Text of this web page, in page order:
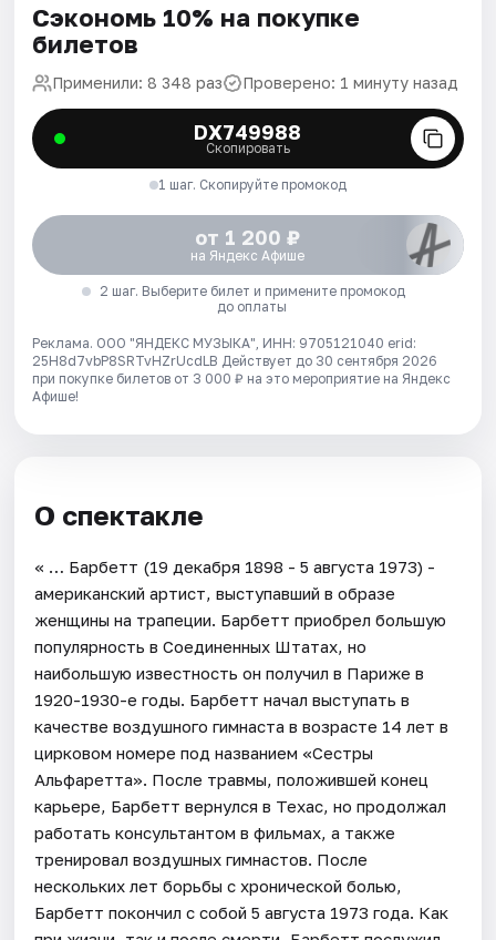
Сэкономь 10% на покупке
билетов
Применили: 8 348 раз Проверено: 1 минуту назад
DX749988
Скопировать
1 шаг. Скопируйте промокод
от 1 200 ₽
на Яндекс Афише
2 шаг. Выберите билет и примените промокод
до оплаты
Реклама. ООО "ЯНДЕКС МУЗЫКА", ИНН: 9705121040 erid:
25H8d7vbP8SRTvHZrUcdLB Действует до 30 сентября 2026
при покупке билетов от 3 000 ₽ на это мероприятие на Яндекс
Афише!
О спектакле
« … Барбетт (19 декабря 1898 - 5 августа 1973) -
американский артист, выступавший в образе
женщины на трапеции. Барбетт приобрел большую
популярность в Соединенных Штатах, но
наибольшую известность он получил в Париже в
1920-1930-е годы. Барбетт начал выступать в
качестве воздушного гимнаста в возрасте 14 лет в
цирковом номере под названием «Сестры
Альфаретта». После травмы, положившей конец
карьере, Барбетт вернулся в Техас, но продолжал
работать консультантом в фильмах, а также
тренировал воздушных гимнастов. После
нескольких лет борьбы с хронической болью,
Барбетт покончил с собой 5 августа 1973 года. Как